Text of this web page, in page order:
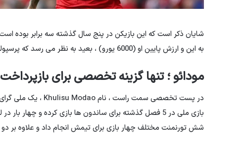
شایان ذکر است که این بازیکن در پنج سال گذشته سه برابر بوده
به این و ارزش پایین او (6000 یورو) ، بعید به نظر می رسد که پرسپولیس بخواهد چنین بازیکنی را به خطر بیندازد.
مودائو ؛ تنها گزینه تخصصی برای
بازی ملی در 5 فصل گذشته برای ساندون ها بازی کرده و
شش تورنمنت مختلف چهار بازی برای تیمش انجام داد و علاوه بر